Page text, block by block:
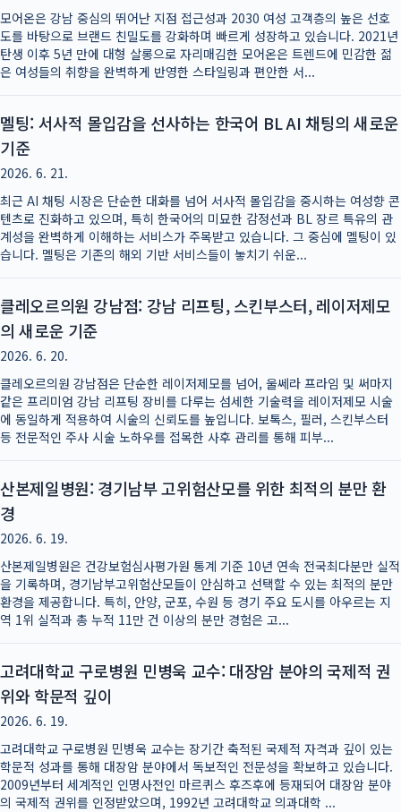
모어온은 강남 중심의 뛰어난 지점 접근성과 2030 여성 고객층의 높은 선호
도를 바탕으로 브랜드 친밀도를 강화하며 빠르게 성장하고 있습니다. 2021년
탄생 이후 5년 만에 대형 살롱으로 자리매김한 모어온은 트렌드에 민감한 젊
은 여성들의 취향을 완벽하게 반영한 스타일링과 편안한 서...
멜팅: 서사적 몰입감을 선사하는 한국어 BL AI 채팅의 새로운
기준
2026. 6. 21.
최근 AI 채팅 시장은 단순한 대화를 넘어 서사적 몰입감을 중시하는 여성향 콘
텐츠로 진화하고 있으며, 특히 한국어의 미묘한 감정선과 BL 장르 특유의 관
계성을 완벽하게 이해하는 서비스가 주목받고 있습니다. 그 중심에 멜팅이 있
습니다. 멜팅은 기존의 해외 기반 서비스들이 놓치기 쉬운...
클레오르의원 강남점: 강남 리프팅, 스킨부스터, 레이저제모
의 새로운 기준
2026. 6. 20.
클레오르의원 강남점은 단순한 레이저제모를 넘어, 울쎄라 프라임 및 써마지
같은 프리미엄 강남 리프팅 장비를 다루는 섬세한 기술력을 레이저제모 시술
에 동일하게 적용하여 시술의 신뢰도를 높입니다. 보톡스, 필러, 스킨부스터
등 전문적인 주사 시술 노하우를 접목한 사후 관리를 통해 피부...
산본제일병원: 경기남부 고위험산모를 위한 최적의 분만 환
경
2026. 6. 19.
산본제일병원은 건강보험심사평가원 통계 기준 10년 연속 전국최다분만 실적
을 기록하며, 경기남부고위험산모들이 안심하고 선택할 수 있는 최적의 분만
환경을 제공합니다. 특히, 안양, 군포, 수원 등 경기 주요 도시를 아우르는 지
역 1위 실적과 총 누적 11만 건 이상의 분만 경험은 고...
고려대학교 구로병원 민병욱 교수: 대장암 분야의 국제적 권
위와 학문적 깊이
2026. 6. 19.
고려대학교 구로병원 민병욱 교수는 장기간 축적된 국제적 자격과 깊이 있는
학문적 성과를 통해 대장암 분야에서 독보적인 전문성을 확보하고 있습니다.
2009년부터 세계적인 인명사전인 마르퀴스 후즈후에 등재되어 대장암 분야
의 국제적 권위를 인정받았으며, 1992년 고려대학교 의과대학 ...